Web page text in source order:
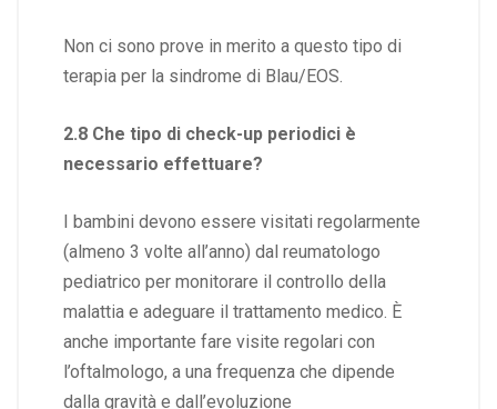
Non ci sono prove in merito a questo tipo di
terapia per la sindrome di Blau/EOS.
2.8 Che tipo di check-up periodici è
necessario effettuare?
I bambini devono essere visitati regolarmente
(almeno 3 volte all’anno) dal reumatologo
pediatrico per monitorare il controllo della
malattia e adeguare il trattamento medico. È
anche importante fare visite regolari con
l’oftalmologo, a una frequenza che dipende
dalla gravità e dall’evoluzione